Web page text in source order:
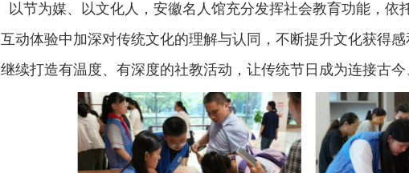
以节为媒、以文化人，安徽名人馆充分发挥社会教育功能，依
互动体验中加深对传统文化的理解与认同，不断提升文化获得
继续打造有温度、有深度的社教活动，让传统节日成为连接古今